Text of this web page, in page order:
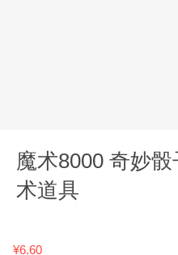
魔术8000 奇妙
术道具
¥6.60